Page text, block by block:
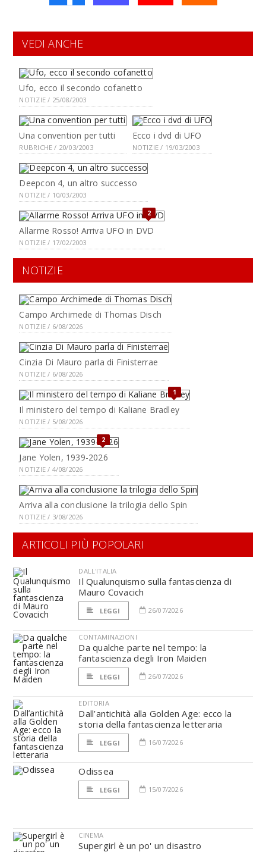
VEDI ANCHE
Ufo, ecco il secondo cofanetto
NOTIZIE / 25/08/2003
Una convention per tutti
RUBRICHE / 20/03/2003
Ecco i dvd di UFO
NOTIZIE / 19/03/2003
Deepcon 4, un altro successo
NOTIZIE / 10/03/2003
2
Allarme Rosso! Arriva UFO in DVD
NOTIZIE / 17/02/2003
NOTIZIE
Campo Archimede di Thomas Disch
NOTIZIE / 6/08/2026
Cinzia Di Mauro parla di Finisterrae
NOTIZIE / 6/08/2026
1
Il ministero del tempo di Kaliane Bradley
NOTIZIE / 5/08/2026
2
Jane Yolen, 1939-2026
NOTIZIE / 4/08/2026
Arriva alla conclusione la trilogia dello Spin
NOTIZIE / 3/08/2026
ARTICOLI PIÙ POPOLARI
DALL'ITALIA
Il Qualunquismo sulla fantascienza di
Mauro Covacich
LEGGI 26/07/2026
CONTAMINAZIONI
Da qualche parte nel tempo: la
fantascienza degli Iron Maiden
LEGGI 26/07/2026
EDITORIA
Dall’antichità alla Golden Age: ecco la
storia della fantascienza letteraria
LEGGI 16/07/2026
Odissea
LEGGI 15/07/2026
CINEMA
Supergirl è un po' un disastro